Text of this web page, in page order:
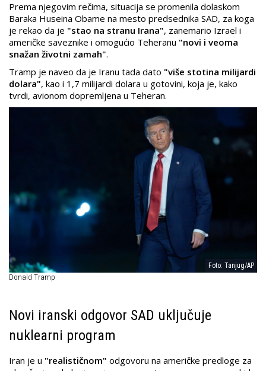
Prema njegovim rečima, situacija se promenila dolaskom
Baraka Huseina Obame na mesto predsednika SAD, za koga
je rekao da je "stao na stranu Irana", zanemario Izrael i
američke saveznike i omogućio Teheranu "novi i veoma
snažan životni zamah".
Tramp je naveo da je Iranu tada dato "više stotina milijardi
dolara", kao i 1,7 milijardi dolara u gotovini, koja je, kako
tvrdi, avionom dopremljena u Teheran.
Foto: Tanjug/AP
Donald Tramp
Novi iranski odgovor SAD uključuje
nuklearni program
Iran je u "realističnom" odgovoru na američke predloge za